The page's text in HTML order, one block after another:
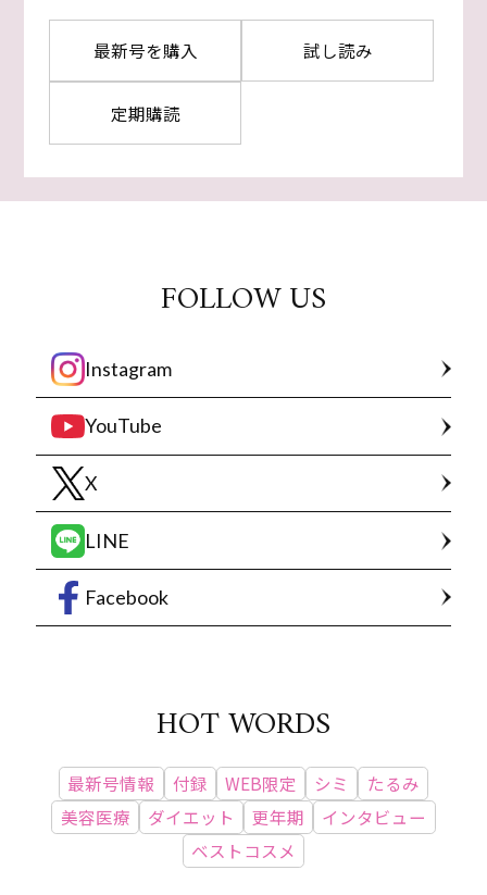
最新号を購入 試し読み
定期購読
FOLLOW US
Instagram
YouTube
X
LINE
Facebook
HOT WORDS
最新号情報 付録 WEB限定 シミ
たるみ
美容医療
ダイエット 更年期
インタビュー
ベストコスメ